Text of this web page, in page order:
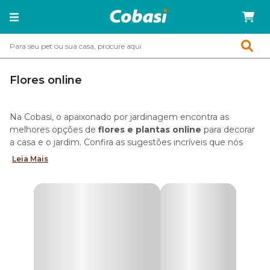
Flores online
Na Cobasi, o apaixonado por jardinagem encontra as
melhores opções de flores e plantas online para decorar
a casa e o jardim. Confira as sugestões incríveis que nós
preparamos para você dar mais cor e perfume ao melhor
As melhores flores online
Leia Mais